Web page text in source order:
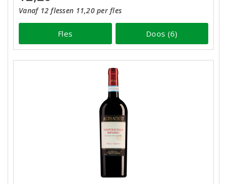
Vanaf 12 flessen 11,20 per fles
Fles Doos (6)